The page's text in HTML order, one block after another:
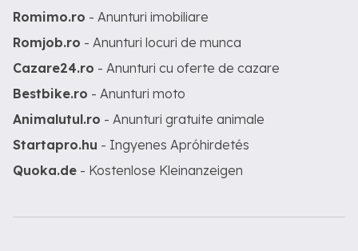
Romimo.ro - Anunturi imobiliare
Romjob.ro - Anunturi locuri de munca
Cazare24.ro - Anunturi cu oferte de cazare
Bestbike.ro - Anunturi moto
Animalutul.ro - Anunturi gratuite animale
Startapro.hu - Ingyenes Apróhirdetés
Quoka.de - Kostenlose Kleinanzeigen